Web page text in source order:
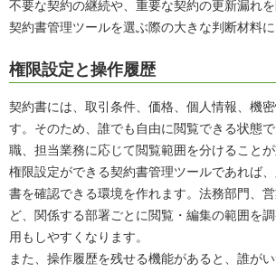
不要な契約の継続や、重要な契約の更新漏れを
契約書管理ツールを選ぶ際の大きな判断材料に
権限設定と操作履歴
契約書には、取引条件、価格、個人情報、機
す。そのため、誰でも自由に閲覧できる状態
職、担当業務に応じて閲覧範囲を分けることが
権限設定ができる契約書管理ツールであれば
書を確認できる環境を作れます。法務部門、
ど、関係する部署ごとに閲覧・編集の範囲を
用もしやすくなります。
また、操作履歴を残せる機能があると、誰が